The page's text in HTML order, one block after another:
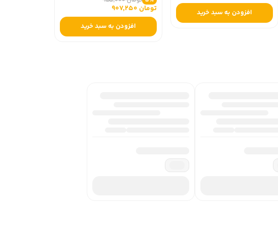
افزودن به سبد خرید تومان 907,250
افزودن به سبد خرید